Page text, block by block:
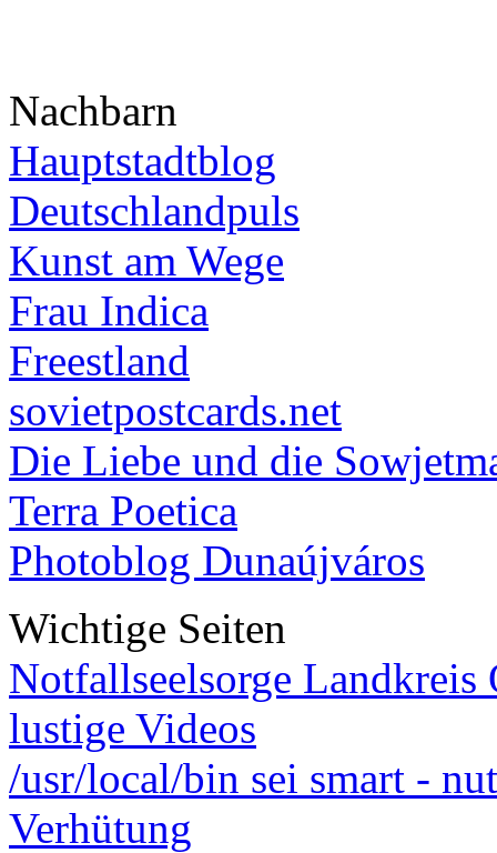
Nachbarn
Hauptstadtblog
Deutschlandpuls
Kunst am Wege
Frau Indica
Freestland
sovietpostcards.net
Die Liebe und die
Terra Poetica
Photoblog Dunaújváros
Wichtige Seiten
Notfallseelsorge Landkreis
lustige Videos
/usr/local/bin sei smart -
Verhütung